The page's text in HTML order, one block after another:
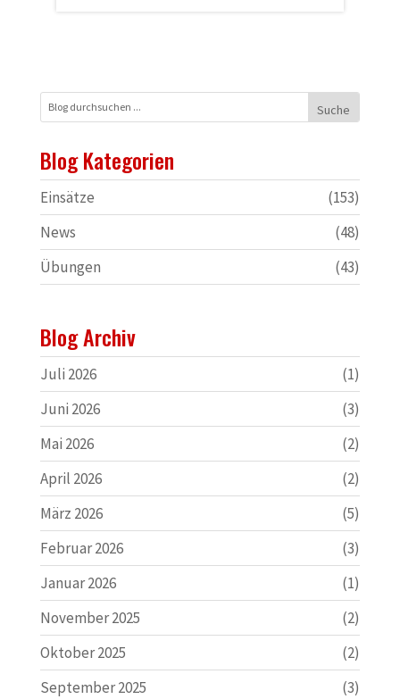
Blog Kategorien
Einsätze
(153)
News
(48)
Übungen
(43)
Blog Archiv
Juli 2026
(1)
Juni 2026
(3)
Mai 2026
(2)
April 2026
(2)
März 2026
(5)
Februar 2026
(3)
Januar 2026
(1)
November 2025
(2)
Oktober 2025
(2)
September 2025
(3)